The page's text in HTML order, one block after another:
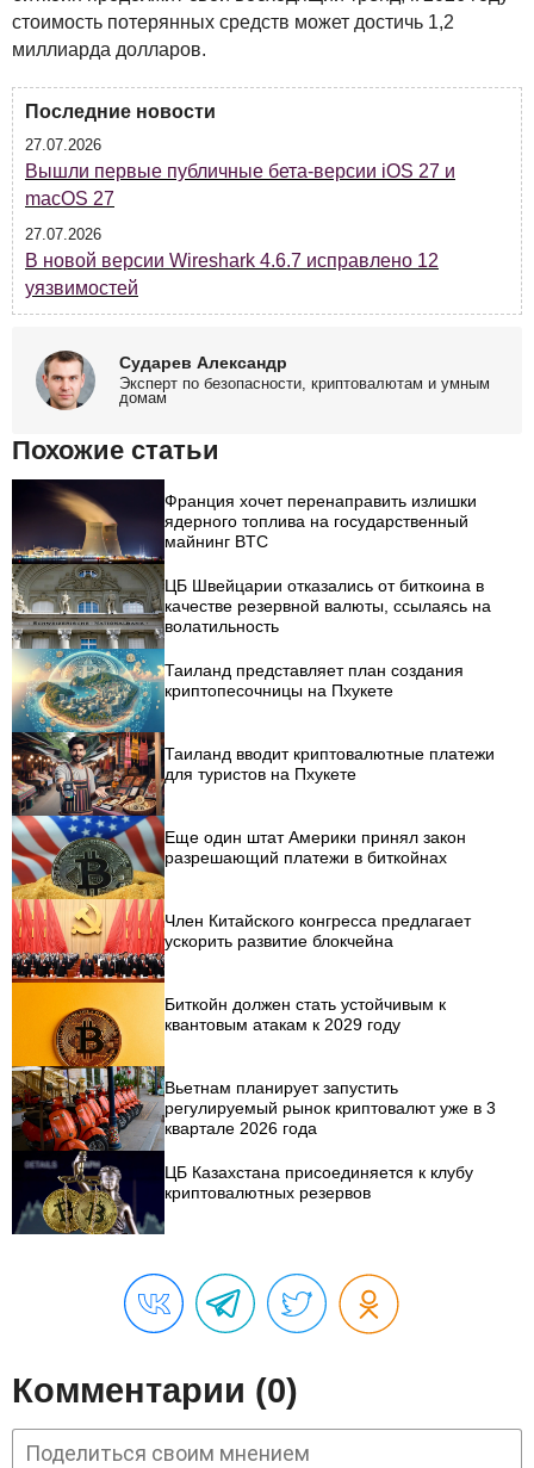
стоимость потерянных средств может достичь 1,2
миллиарда долларов.
Последние новости
27.07.2026
Вышли первые публичные бета-версии iOS 27 и
macOS 27
27.07.2026
В новой версии Wireshark 4.6.7 исправлено 12
уязвимостей
Сударев Александр
Эксперт по безопасности, криптовалютам и умным
домам
Похожие статьи
Франция хочет перенаправить излишки
ядерного топлива на государственный
майнинг BTC
ЦБ Швейцарии отказались от биткоина в
качестве резервной валюты, ссылаясь на
волатильность
Таиланд представляет план создания
криптопесочницы на Пхукете
Таиланд вводит криптовалютные платежи
для туристов на Пхукете
Еще один штат Америки принял закон
разрешающий платежи в биткойнах
Член Китайского конгресса предлагает
ускорить развитие блокчейна
Биткойн должен стать устойчивым к
квантовым атакам к 2029 году
Вьетнам планирует запустить
регулируемый рынок криптовалют уже в 3
квартале 2026 года
ЦБ Казахстана присоединяется к клубу
криптовалютных резервов
Комментарии (0)